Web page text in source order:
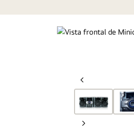
Diapositiva
anterior
Siguiente